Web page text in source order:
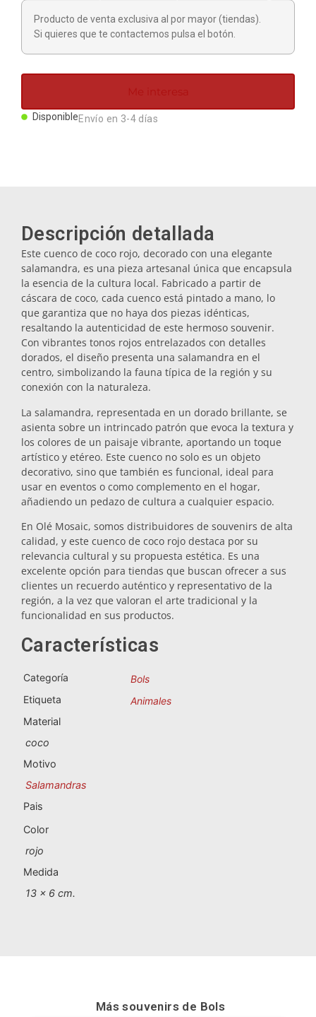
Figuras
Imanes
Llaveros
Posavasos
Tapones
Aceiteras
Vasos
Vasos de chupito
Souvenirs por ciudad
Souvenirs de Portugal
A Coruña
Almería
Benidorm
Producto de venta exclusiva al por mayor (tiendas).
Si quieres que te contactemos pulsa el botón.
Me interesa
DisponibleEnvío en 3-4 días
Descripción detallada
Este cuenco de coco rojo, decorado con una elegante
salamandra, es una pieza artesanal única que encapsula
la esencia de la cultura local. Fabricado a partir de
cáscara de coco, cada cuenco está pintado a mano, lo
que garantiza que no haya dos piezas idénticas,
resaltando la autenticidad de este hermoso souvenir.
Con vibrantes tonos rojos entrelazados con detalles
dorados, el diseño presenta una salamandra en el
centro, simbolizando la fauna típica de la región y su
conexión con la naturaleza.
La salamandra, representada en un dorado brillante, se
asienta sobre un intrincado patrón que evoca la textura y
los colores de un paisaje vibrante, aportando un toque
artístico y etéreo. Este cuenco no solo es un objeto
decorativo, sino que también es funcional, ideal para
usar en eventos o como complemento en el hogar,
añadiendo un pedazo de cultura a cualquier espacio.
En Olé Mosaic, somos distribuidores de souvenirs de alta
calidad, y este cuenco de coco rojo destaca por su
relevancia cultural y su propuesta estética. Es una
excelente opción para tiendas que buscan ofrecer a sus
clientes un recuerdo auténtico y representativo de la
región, a la vez que valoran el arte tradicional y la
funcionalidad en sus productos.
Características
Categoría
Bols
Etiqueta
Animales
Material
coco
Motivo
Salamandras
Pais
Color
rojo
Medida
13 x 6 cm.
Más souvenirs de Bols